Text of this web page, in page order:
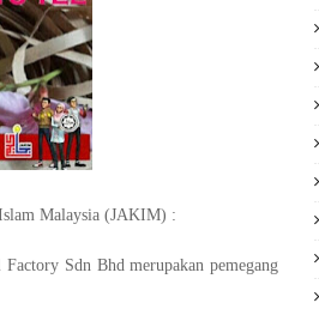
Malaysia (JAKIM) :
Sdn Bhd merupakan pemegang